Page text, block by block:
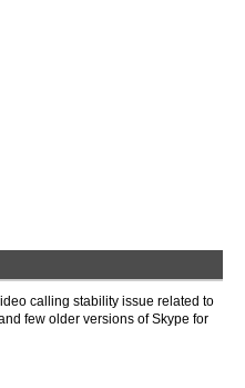
calling stability issue related to
few older versions of Skype for